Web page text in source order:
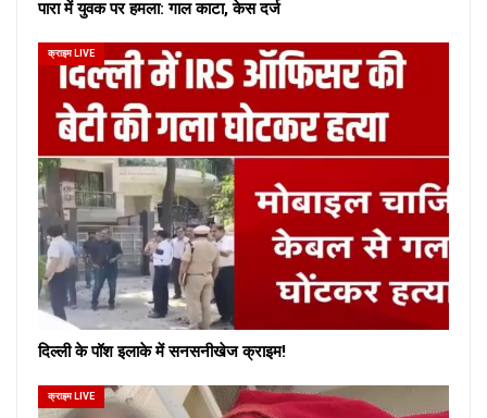
पारा में युवक पर हमला: गाल काटा, केस दर्ज
क्राइम LIVE
दिल्ली के पॉश इलाके में सनसनीखेज क्राइम!
क्राइम LIVE